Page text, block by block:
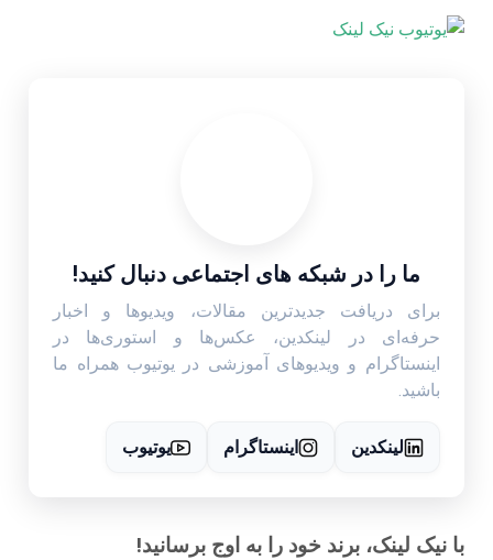
ما را در شبکه های اجتماعی دنبال کنید!
برای دریافت جدیدترین مقالات، ویدیوها و اخبار
حرفه‌ای در لینکدین، عکس‌ها و استوری‌ها در
اینستاگرام و ویدیوهای آموزشی در یوتیوب همراه ما
باشید.
لینکدین اینستاگرام یوتیوب
با نیک لینک، برند خود را به اوج برسانید!